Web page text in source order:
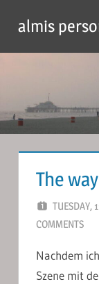
content
almis
The
TUESDAY,
COMMENTS
Nachdem
Szene mit